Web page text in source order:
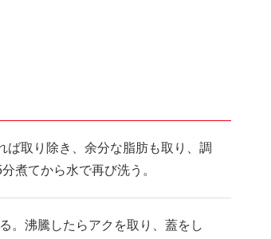
ば取り除き、余分な脂肪も取り、調
煮てから水で再び洗う。
。沸騰したらアクを取り、蓋をし